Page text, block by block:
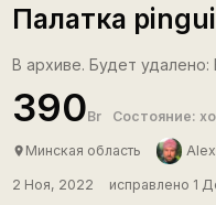
Палатка
В архиве. Будет удалено:
390Br Состояние:
place Минская область
2 Ноя, 2022
исправлено 1